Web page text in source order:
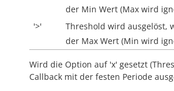
der Min Wert (Max wird
'>'
Threshold wird ausgelöst,
der Max Wert (Min wird
Wird die Option auf 'x' gesetzt
Callback mit der festen Periode